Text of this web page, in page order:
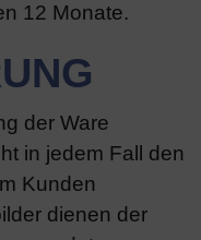
12 Monate.
der Ware
in jedem Fall den
Kunden
dienen der